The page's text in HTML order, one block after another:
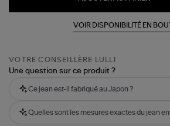
VOIR DISPONIBILITÉ EN
VOTRE CONSEILLÈRE LULLI
Une question sur ce produit ?
Ce jean est-il fabriqué au Japon ?
Quelles sont les mesures exactes du jean